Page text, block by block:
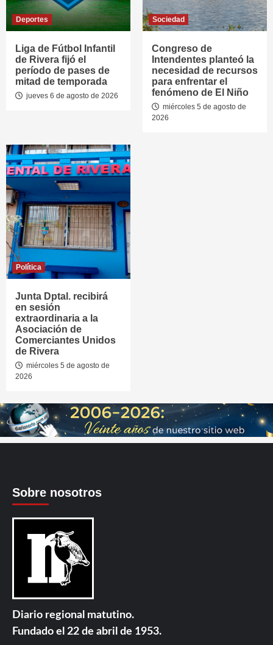
Deportes
Liga de Fútbol Infantil
de Rivera fijó el
período de pases de
mitad de temporada
jueves 6 de agosto de 2026
Sociedad
Congreso de
Intendentes planteó la
necesidad de recursos
para enfrentar el
fenómeno de El Niño
miércoles 5 de agosto de
2026
Política
Junta Dptal. recibirá
en sesión
extraordinaria a la
Asociación de
Comerciantes Unidos
de Rivera
miércoles 5 de agosto de
2026
Sobre nosotros
Diario regional matutino.
Fundado el 22 de abril de 1953.